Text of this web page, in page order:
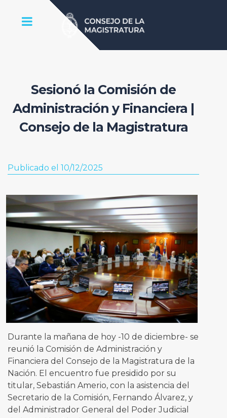
Sesionó la Comisión de
Administración y Financiera |
Consejo de la Magistratura
Publicado el 10/12/2025
Durante la mañana de hoy -10 de diciembre- se
reunió la Comisión de Administración y
Financiera del Consejo de la Magistratura de la
Nación. El encuentro fue presidido por su
titular, Sebastián Amerio, con la asistencia del
Secretario de la Comisión, Fernando Álvarez, y
del Administrador General del Poder Judicial